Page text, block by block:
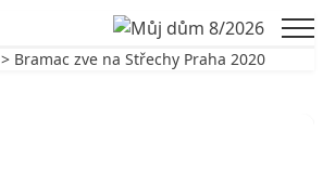
> Bramac zve na Střechy Praha 2020